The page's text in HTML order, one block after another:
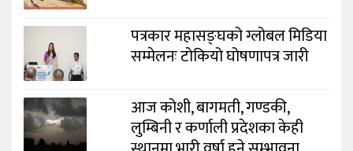
पत्रकार महासङ्घको ग्लोबल मिडिया
सम्मेलनः टोकियो घोषणापत्र जारी
आज कोशी, बागमती, गण्डकी,
लुम्बिनी र कर्णाली प्रदेशका केही